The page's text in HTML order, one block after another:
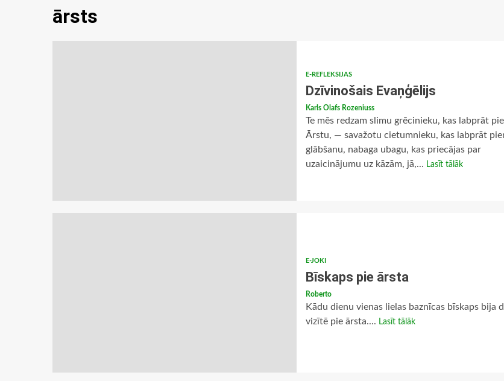
ārsts
E-REFLEKSIJAS
Dzīvinošais Evaņģēlijs
Karls Olafs Rozeniuss
Te mēs redzam slimu grēcinieku, kas labprāt
Ārstu, — savažotu cietumnieku, kas labprāt
glābšanu, nabaga ubagu, kas priecājas par
uzaicinājumu uz kāzām, jā,... Lasīt tālāk
E-JOKI
Bīskaps pie ārsta
Roberto
Kādu dienu vienas lielas baznīcas bīskaps bija
vizītē pie ārsta.... Lasīt tālāk